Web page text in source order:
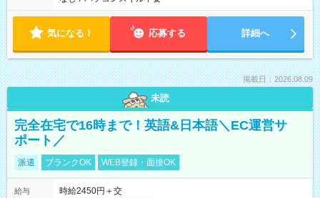
気になる！ 応募する 詳細へ
掲載日：2026.08.09
未読
完全在宅で16時まで！英語&日本語＼EC運営サ
ポート／
派遣 ブランクOK WEB登録・面接OK
給与
時給2450円＋交